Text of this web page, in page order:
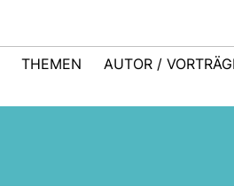
THEMEN AUTOR /